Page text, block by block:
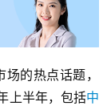
的热点话题，
上半年，包括中